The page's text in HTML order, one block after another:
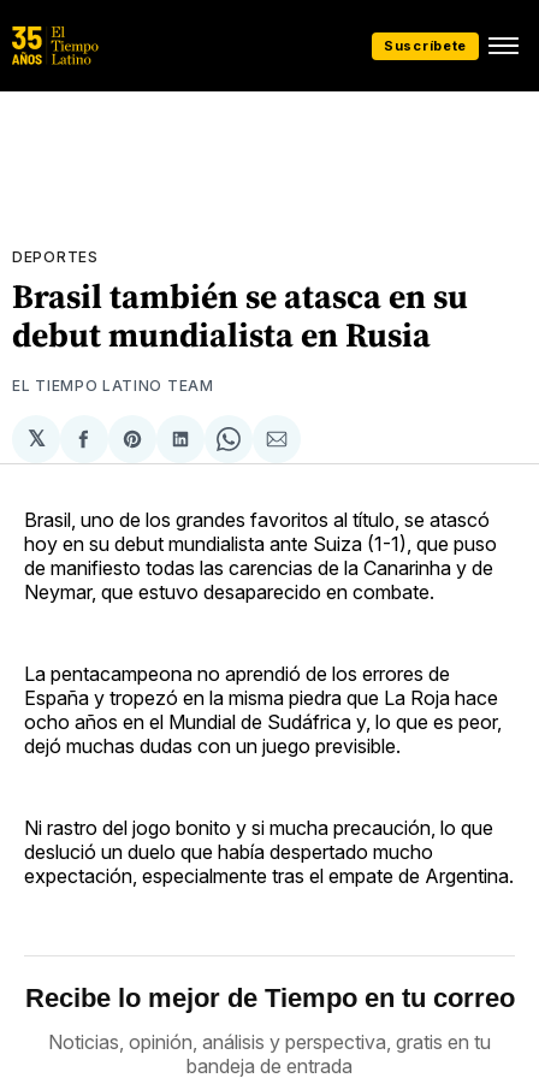
Suscríbete
DEPORTES
Brasil también se atasca en su
debut mundialista en Rusia
EL TIEMPO LATINO TEAM
𝕏
Compartir
en
Share
on
Compartir
en
Share
on
Compartir
via
Brasil, uno de los grandes favoritos al título, se atascó
hoy en su debut mundialista ante Suiza (1-1), que puso
de manifiesto todas las carencias de la Canarinha y de
Neymar, que estuvo desaparecido en combate.
La pentacampeona no aprendió de los errores de
España y tropezó en la misma piedra que La Roja hace
ocho años en el Mundial de Sudáfrica y, lo que es peor,
dejó muchas dudas con un juego previsible.
Ni rastro del jogo bonito y si mucha precaución, lo que
deslució un duelo que había despertado mucho
expectación, especialmente tras el empate de Argentina.
Recibe lo mejor de Tiempo en tu correo
Noticias, opinión, análisis y perspectiva, gratis en tu
bandeja de entrada